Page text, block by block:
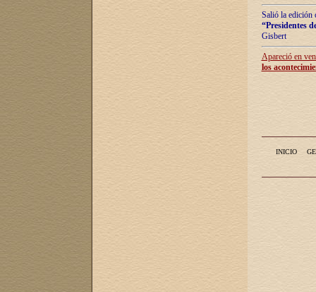
Salió la edición
“Presidentes
Gisbert
Apareció en
los
INICIO